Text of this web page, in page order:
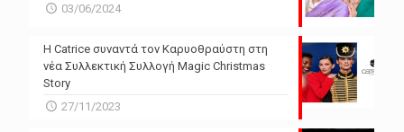
03/06/2024
Η Catrice συναντά τον Καρυοθραύστη στη
νέα Συλλεκτική Συλλογή Magic Christmas
Story
27/11/2023